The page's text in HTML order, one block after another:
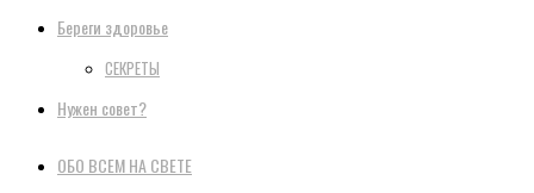
Береги здоровье
СЕКРЕТЫ
Нужен совет?
ОБО ВСЕМ НА СВЕТЕ